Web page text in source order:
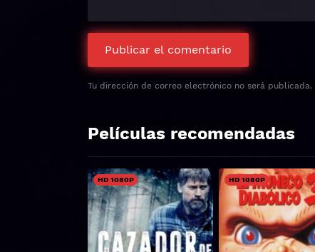
Tu dirección de correo electrónico no será publicada.
Películas recomendadas
HD 1080P HD 1080P